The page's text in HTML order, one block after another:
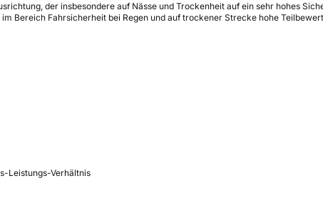
der insbesondere auf Nässe und Trockenheit auf ein sehr hohes
Bereich Fahrsicherheit bei Regen und auf trockener Strecke hohe
Leistungs-Verhältnis